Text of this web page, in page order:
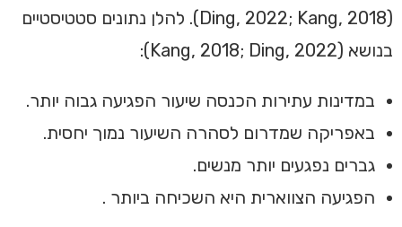
(Ding, 2022; Kang, 2018). להלן נתונים סטטיסטיים
בנושא (Kang, 2018; Ding, 2022):
במדינות עתירות הכנסה שיעור הפגיעה גבוה יותר.
באפריקה שמדרום לסהרה השיעור נמוך יחסית.
גברים נפגעים יותר מנשים.
הפגיעה הצווארית היא השכיחה ביותר .